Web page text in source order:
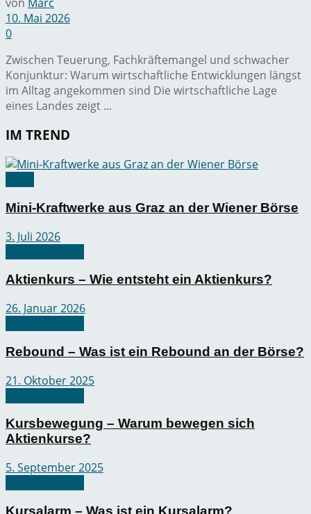
10. Mai 2026
0
Zwischen Teuerung, Fachkräftemangel und schwacher
Konjunktur: Warum wirtschaftliche Entwicklungen längst
im Alltag angekommen sind Die wirtschaftliche Lage
eines Landes zeigt ...
IM TREND
Mini-Kraftwerke aus Graz an der Wiener Börse
3. Juli 2026
Aktienkurs – Wie entsteht ein Aktienkurs?
26. Januar 2026
Rebound – Was ist ein Rebound an der Börse?
21. Oktober 2025
Kursbewegung – Warum bewegen sich
Aktienkurse?
5. September 2025
Kursalarm – Was ist ein Kursalarm?